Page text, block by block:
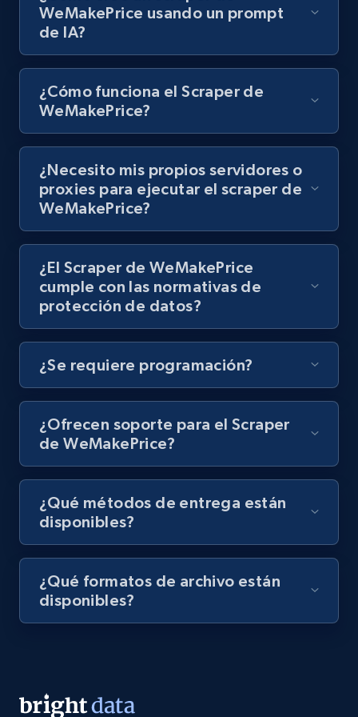
Video length, Likes, Views, and more.
8.1K+ 716+ Prueba gratuita
Youtube - Videos posts - Discovery records
by Explore page URL
URL, Title, Youtuber, Youtuber md5, Video url,
Video length, Likes, Views, and more.
Youtube - Videos posts - Discovery videos
URL, Title, Youtuber, Youtuber md5, Video url,
Video length, Likes, Views, and more.
8.1K+ 716+ Prueba gratuita
Amazon Reviews
URL, Product name, Product rating, Product
rating object, Product rating max, Rating,
Author name, Asin, and more.
7.4K+ 872+
URL, Post id, Description, Create time, Digg
WeMakePrice usando un prompt
de IA?
¿Cómo funciona el Scraper de
WeMakePrice?
¿Necesito mis propios servidores o
proxies para ejecutar el scraper de
WeMakePrice?
¿El Scraper de WeMakePrice
cumple con las normativas de
protección de datos?
¿Se requiere programación?
¿Ofrecen soporte para el Scraper
de WeMakePrice?
¿Qué métodos de entrega están
disponibles?
¿Qué formatos de archivo están
disponibles?